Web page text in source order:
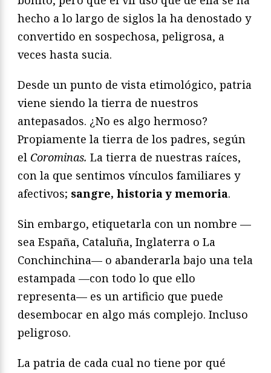
hecho a lo largo de siglos la ha denostado y
convertido en sospechosa, peligrosa, a
veces hasta sucia.
Desde un punto de vista etimológico, patria
viene siendo la tierra de nuestros
antepasados. ¿No es algo hermoso?
Propiamente la tierra de los padres, según
el Corominas. La tierra de nuestras raíces,
con la que sentimos vínculos familiares y
afectivos; sangre, historia y memoria.
Sin embargo, etiquetarla con un nombre —
sea España, Cataluña, Inglaterra o La
Conchinchina— o abanderarla bajo una tela
estampada —con todo lo que ello
representa— es un artificio que puede
desembocar en algo más complejo. Incluso
peligroso.
La patria de cada cual no tiene por qué